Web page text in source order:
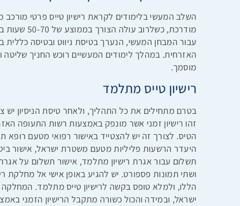
השלב המעשי בלימודים לקראת רישיון טייס פרטי
מודרכת,
עבור המבחן המעשי, הנערך בטיסת ניווט ובטיסה
האזרחית. במהלך לימודים המעשיים רוכש החניך שליטה
מוסמך.
רישיון טייס מתלמד
בטרם מתחילים את כל התהליך, ולאחר טיסת הניסיון יש
זהו רישיון זמני אשר מונפק באמצעות רשות התעופה
הטיס. לצורך זה יש להצטייד באישור רפואי מטעם רופא
היעדר הרשעות פליליות מטעם משטרת ישראל, אישור
תשלום עבור אגרת רישיון מתלמד, אישור תשלום על
ושתי תמונות פספורט. יש להגיע באופן אישי אל מחלקת
הללו, ולמלא טופס בקשה לרישיון טייס מתלמד.
ישראל, ובמידה והכול כשורה מתקבל הרישיון הזמני